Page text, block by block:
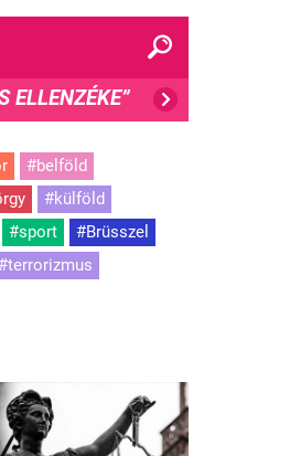
ELLENZÉKE”
#belföld
#külföld
#sport
#Brüsszel
#terrorizmus